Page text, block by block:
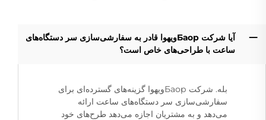
آیا شرکت Баорویهوا قادر به سفارشی‌سازی سر دستگاه‌های
ساعت با طراحی‌های خاص است؟
بله. شرکت Баорویهوا گزینه‌های گسترده‌ای برای
سفارشی‌سازی سر دستگاه‌های ساعت ارائه
می‌دهد و به مشتریان اجازه می‌دهد طرح‌های خود